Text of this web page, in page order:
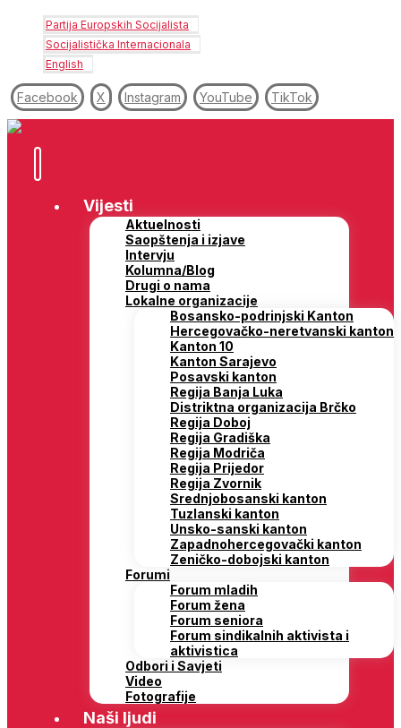
Partija Europskih Socijalista
Socijalistička Internacionala
English
Facebook X Instagram YouTube TikTok
Vijesti
Aktuelnosti
Saopštenja i izjave
Intervju
Kolumna/Blog
Drugi o nama
Lokalne organizacije
Bosansko-podrinjski Kanton
Hercegovačko-neretvanski kanton
Kanton 10
Kanton Sarajevo
Posavski kanton
Regija Banja Luka
Distriktna organizacija Brčko
Regija Doboj
Regija Gradiška
Regija Modriča
Regija Prijedor
Regija Zvornik
Srednjobosanski kanton
Tuzlanski kanton
Unsko-sanski kanton
Zapadnohercegovački kanton
Zeničko-dobojski kanton
Forumi
Forum mladih
Forum žena
Forum seniora
Forum sindikalnih aktivista i
aktivistica
Odbori i Savjeti
Video
Fotografije
Naši ljudi